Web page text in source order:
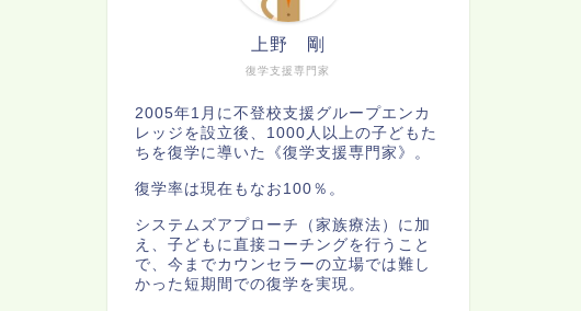
復学支援専門家
上野 剛
2005年1月に不登校支援グループエンカ
レッジを設立後、1000人以上の子どもた
ちを復学に導いた《復学支援専門家》。
復学率は現在もなお100％。
システムズアプローチ（家族療法）に加
え、子どもに直接コーチングを行うこと
で、今までカウンセラーの立場では難し
かった短期間での復学を実現。